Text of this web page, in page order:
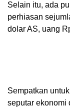
Selain itu, ada
perhiasan
dolar AS, uang
Sempatkan
seputar ekonomi